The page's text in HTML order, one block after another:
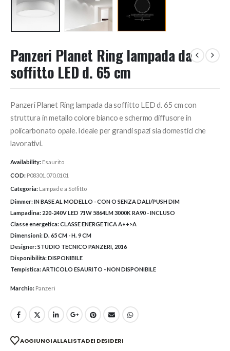
Panzeri Planet Ring lampada da
soffitto LED d. 65 cm
Panzeri Planet Ring lampada da soffitto LED d. 65 cm con
struttura in metallo colore bianco e schermo diffusore in
policarbonato opale. Ideale per grandi spazi sia domestici che
lavorativi.
Availability: Esaurito
COD: P08301.070.0101
Categoria: Lampade a Soffitto
Dimmer:IN BASE AL MODELLO - CON O SENZA DALI/PUSH DIM
Lampadina: 220-240V LED 71W 5864LM 3000K RA90 - INCLUSO
Classe energetica:CLASSE ENERGETICA A++>A
Dimensioni:D. 65 CM - H. 9 CM
Designer:STUDIO TECNICO PANZERI, 2016
Disponibilità:DISPONIBILE
Tempistica:ARTICOLO ESAURITO - NON DISPONIBILE
Marchio: Panzeri
AGGIUNGI ALLA LISTA DEI DESIDERI